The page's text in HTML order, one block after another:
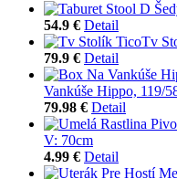
54.9 € Detail
Tv
79.9 € Detail
Vankúše Hippo, 119/
79.98 € Detail
V: 70cm
4.99 € Detail